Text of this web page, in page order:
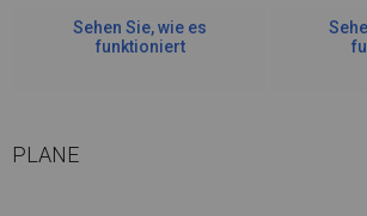
Sehen Sie, wie es
funktioniert
PLANE